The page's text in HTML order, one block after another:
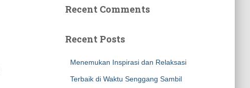
Recent Comments
Recent Posts
Menemukan Inspirasi dan Relaksasi
Terbaik di Waktu Senggang Sambil